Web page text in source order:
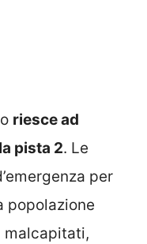
riesce ad
pista 2. Le
per
popolazione
malcapitati,